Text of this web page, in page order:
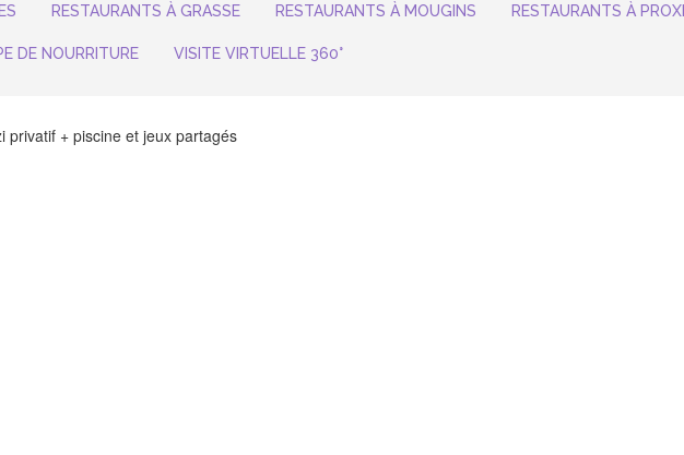
RESTAURANTS À GRASSE RESTAURANTS À MOUGINS RESTAURANTS À
DE NOURRITURE VISITE VIRTUELLE 360°
privatif + piscine et jeux partagés